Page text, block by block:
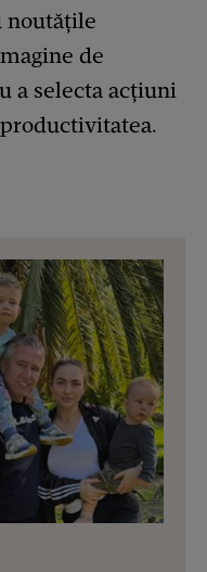
noutățile
de
a selecta acțiuni